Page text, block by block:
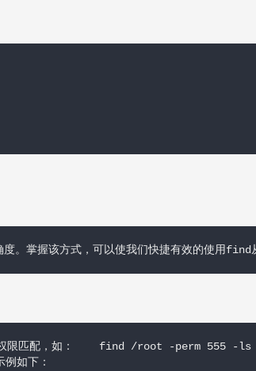
。掌握该方式，可以使我们快捷有效的使用find
限匹配，如：    find /root -perm 555 -ls
如下：